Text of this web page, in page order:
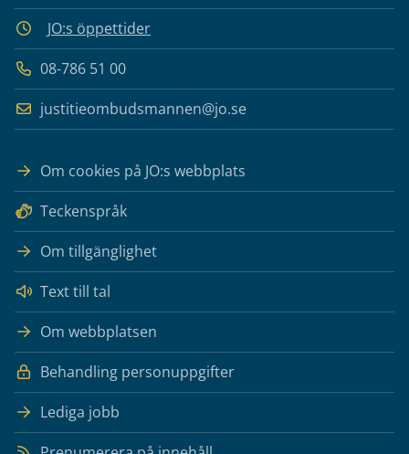
JO:s öppettider
08-786 51 00
justitieombudsmannen@jo.se
Om cookies på JO:s webbplats
Teckenspråk
Om tillgänglighet
Text till tal
Om webbplatsen
Behandling personuppgifter
Lediga jobb